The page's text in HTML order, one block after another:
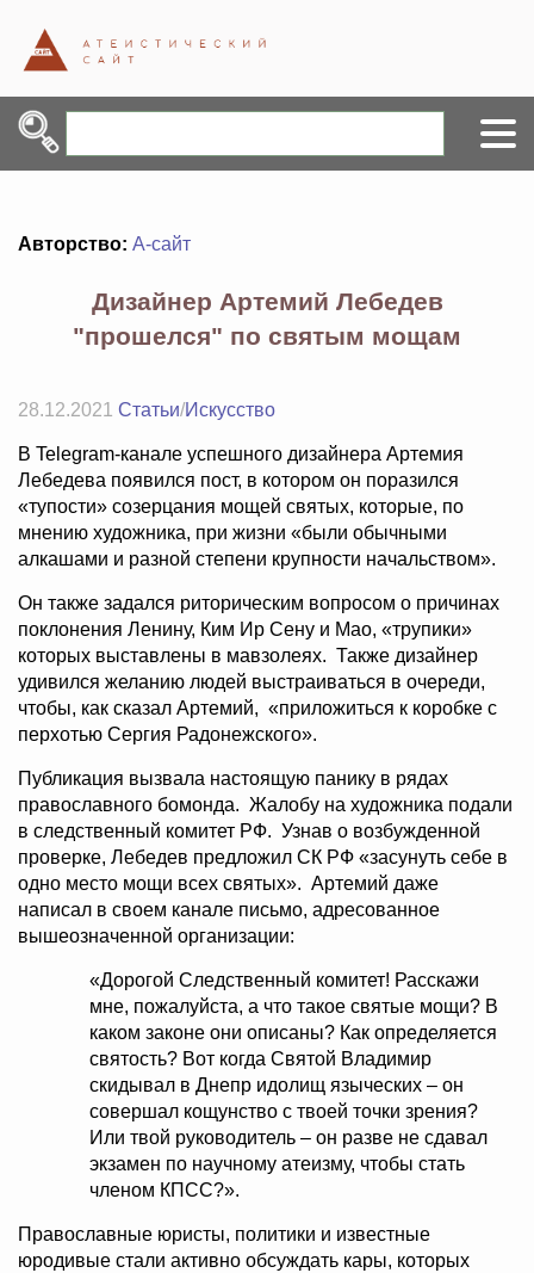
Авторство: А-сайт
Дизайнер Артемий Лебедев
"прошелся" по святым мощам
28.12.2021 Статьи/Искусство
В Telegram-канале успешного дизайнера Артемия
Лебедева появился пост, в котором он поразился
«тупости» созерцания мощей святых, которые, по
мнению художника, при жизни «были обычными
алкашами и разной степени крупности начальством».
Он также задался риторическим вопросом о причинах
поклонения Ленину, Ким Ир Сену и Мао, «трупики»
которых выставлены в мавзолеях. Также дизайнер
удивился желанию людей выстраиваться в очереди,
чтобы, как сказал Артемий, «приложиться к коробке с
перхотью Сергия Радонежского».
Публикация вызвала настоящую панику в рядах
православного бомонда. Жалобу на художника подали
в следственный комитет РФ. Узнав о возбужденной
проверке, Лебедев предложил СК РФ «засунуть себе в
одно место мощи всех святых». Артемий даже
написал в своем канале письмо, адресованное
вышеозначенной организации:
«Дорогой Следственный комитет! Расскажи
мне, пожалуйста, а что такое святые мощи? В
каком законе они описаны? Как определяется
святость? Вот когда Святой Владимир
скидывал в Днепр идолищ языческих – он
совершал кощунство с твоей точки зрения?
Или твой руководитель – он разве не сдавал
экзамен по научному атеизму, чтобы стать
членом КПСС?».
Православные юристы, политики и известные
юродивые стали активно обсуждать кары, которых